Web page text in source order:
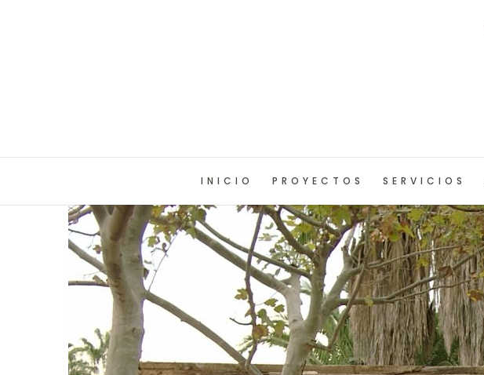
INICIO PROYECTOS SERVICIOS